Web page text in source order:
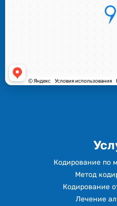
Кодирование по
Метод
Кодирование
Лечение